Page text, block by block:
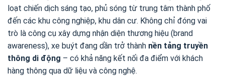
loạt chiến dịch sáng tạo, phủ sóng từ trung tâm thành phố
đến các khu công nghiệp, khu dân cư. Không chỉ đóng vai
trò là công cụ xây dựng nhận diện thương hiệu (brand
awareness), xe buýt đang dần trở thành nền tảng truyền
thông di động – có khả năng kết nối đa điểm với khách
hàng thông qua dữ liệu và công nghệ.